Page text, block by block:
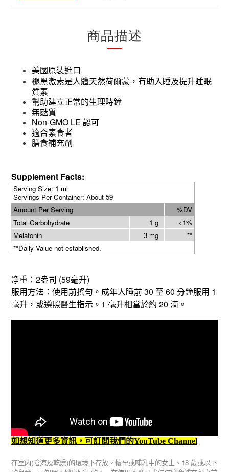
商品描述
美國原裝進口
褪黑激素是人體天然荷爾蒙，有助入睡及提升睡眠
質素
幫助建立正常的生理時鐘
無麩質
Non-GMO LE 認可
適合素食者
膳食補充劑
Supplement Facts:
Serving Size: 1 ml
Servings Per Container: About 59
Amount Per Serving
%DV
Total Carbohydrate
1 g
<1%
Melatonin
3 mg
**
**Daily Value not established.
净重： 2盎司 (59毫升)
服用方法：使用前搖勻。成年人睡前 30 至 60 分鐘服用 1
毫升，或遵照醫生指示。 1 毫升相當於約 20 滴。
如想知道更多資訊，可訂閲我們的YouTube Channel
在室内(陰涼及乾燥)的環境下存放。懷孕或哺乳中的女士、 18 歲或以下